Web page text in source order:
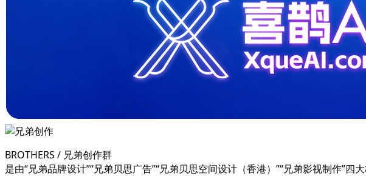
BROTHERS / 兄弟创作群
是由“兄弟品牌设计”“兄弟贝思广告”“兄弟贝思空间设计（香港）”“兄弟影视制作”